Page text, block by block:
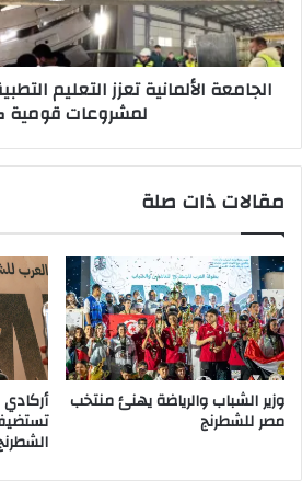
زيارات
ميدانية
لمشروعات
قومية
الجامعة الألمانية تعزز التعليم
لمشروعات قومية
مقالات ذات صلة
وزير الشباب والرياضة يهنئ منتخب
مصر للشطرنج